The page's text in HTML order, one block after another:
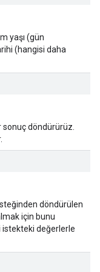
yaşı (gün
(hangisi daha
sonuç döndürürüz.
döndürülen
için bunu
istekteki değerlerle